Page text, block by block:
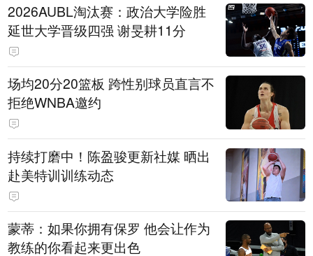
2026AUBL淘汰赛：政治大学险胜
延世大学晋级四强 谢旻耕11分
场均20分20篮板 跨性别球员直言不
拒绝WNBA邀约
持续打磨中！陈盈骏更新社媒 晒出
赴美特训训练动态
蒙蒂：如果你拥有保罗 他会让作为
教练的你看起来更出色